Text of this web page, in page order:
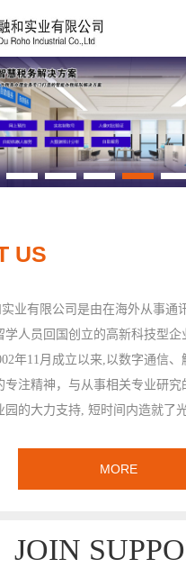
US
有限公司是由在海外从事通
学人员回国创立的高新科技型
年11月成立以来,以数字通信、
专注精神，与从事相关专业研
园的大力支持, 短时间内造就了
MORE
JOIN